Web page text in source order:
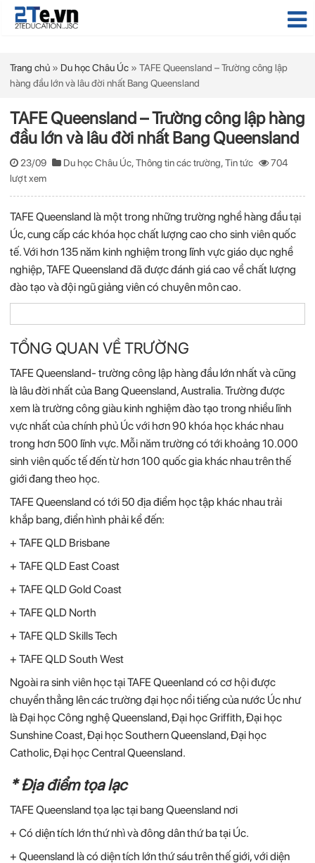
Trang chủ » Du học Châu Úc » TAFE Queensland – Trường công lập
hàng đầu lớn và lâu đời nhất Bang Queensland
TAFE Queensland – Trường công lập hàng
đầu lớn và lâu đời nhất Bang Queensland
23/09 Du học Châu Úc,Thông tin các trường,Tin tức
704
lượt xem
TAFE Queensland là một trong những trường nghề hàng đầu tại
Úc, cung cấp các khóa học chất lượng cao cho sinh viên quốc
tế. Với hơn 135 năm kinh nghiệm trong lĩnh vực giáo dục nghề
nghiệp, TAFE Queensland đã được đánh giá cao về chất lượng
đào tạo và đội ngũ giảng viên có chuyên môn cao.
TỔNG QUAN VỀ TRƯỜNG
TAFE Queensland- trường công lập hàng đầu lớn nhất và cũng
là lâu đời nhất của Bang Queensland, Australia. Trường được
xem là trường công giàu kinh nghiệm đào tạo trong nhiều lĩnh
vực nhất của chính phủ Úc với hơn 90 khóa học khác nhau
trong hơn 500 lĩnh vực. Mỗi năm trường có tới khoảng 10.000
sinh viên quốc tế đến từ hơn 100 quốc gia khác nhau trên thế
giới đang theo học.
TAFE Queensland có tới 50 địa điểm học tập khác nhau trải
khắp bang, điển hình phải kể đến:
+ TAFE QLD Brisbane
+ TAFE QLD East Coast
+ TAFE QLD Gold Coast
+ TAFE QLD North
+ TAFE QLD Skills Tech
+ TAFE QLD South West
Ngoài ra sinh viên học tại TAFE Queenland có cơ hội được
chuyển thẳng lên các trường đại học nổi tiếng của nước Úc như
là Đại học Công nghệ Queensland, Đại học Griffith, Đại học
Sunshine Coast, Đại học Southern Queensland, Đại học
Catholic, Đại học Central Queensland.
* Địa điểm tọa lạc
TAFE Queensland tọa lạc tại bang Queensland nơi
+ Có diện tích lớn thứ nhì và đông dân thứ ba tại Úc.
+ Queensland là có diện tích lớn thứ sáu trên thế giới, với diện